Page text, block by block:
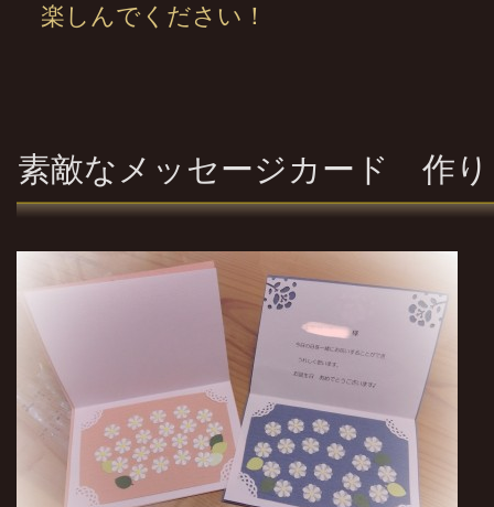
楽しんでください！
素敵なメッセージカード 作